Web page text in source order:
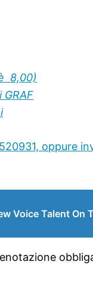
 8,00)
GRAF
oppure
Voice Talent